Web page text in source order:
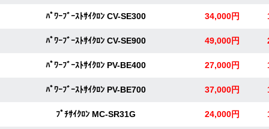
ﾊﾟﾜｰﾌﾞｰｽﾄｻｲｸﾛﾝ CV-SE300 34,000円
ﾊﾟﾜｰﾌﾞｰｽﾄｻｲｸﾛﾝ CV-SE900 49,000円
ﾊﾟﾜｰﾌﾞｰｽﾄｻｲｸﾛﾝ PV-BE400 27,000円
ﾊﾟﾜｰﾌﾞｰｽﾄｻｲｸﾛﾝ PV-BE700 37,000円
ﾌﾟﾁｻｲｸﾛﾝ MC-SR31G 24,000円